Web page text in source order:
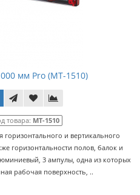
мм Pro (MT-1510)
товара: MT-1510
горизонтального и вертикального
горизонтальности полов, балок и
3 ампулы, одна из которых
рабочая поверхность, ..